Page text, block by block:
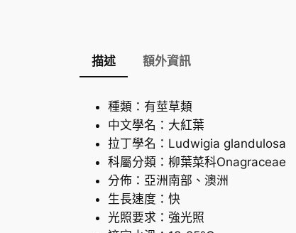
描述
額外資訊
種類：有莖草類
中文學名：大紅葉
拉丁學名：Ludwigia glandulosa
科屬分類：柳葉菜科Onagraceae
分佈：亞洲南部、澳洲
生長速度：快
光照要求：強光照